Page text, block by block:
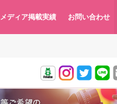
メディア掲載実績 お問い合わせ